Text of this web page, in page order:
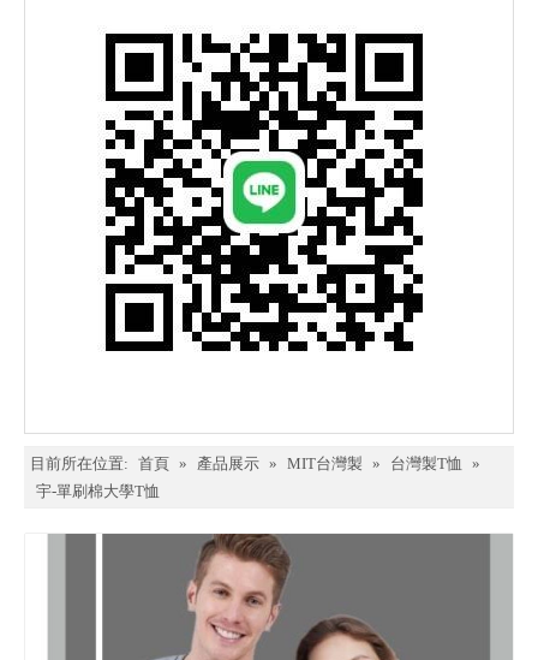
目前所在位置: 首頁 » 產品展示 » MIT台灣製 » 台灣製T恤
»
宇-單刷棉大學T恤